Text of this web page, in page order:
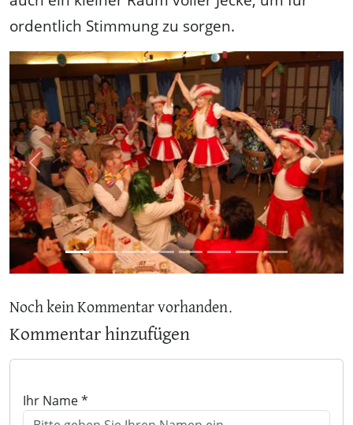
ordentlich Stimmung zu sorgen.
Previous Next
Noch kein Kommentar vorhanden.
Kommentar hinzufügen
Ihr Name *